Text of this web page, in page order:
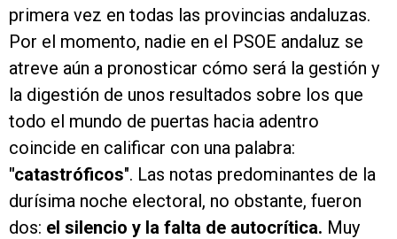
primera vez en todas las provincias andaluzas.
Por el momento, nadie en el PSOE andaluz se
atreve aún a pronosticar cómo será la gestión y
la digestión de unos resultados sobre los que
todo el mundo de puertas hacia adentro
coincide en calificar con una palabra:
"catastróficos". Las notas predominantes de la
durísima noche electoral, no obstante, fueron
dos: el silencio y la falta de autocrítica. Muy